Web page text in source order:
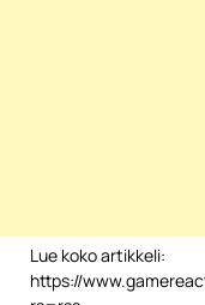
Lue koko artikkeli:
https://